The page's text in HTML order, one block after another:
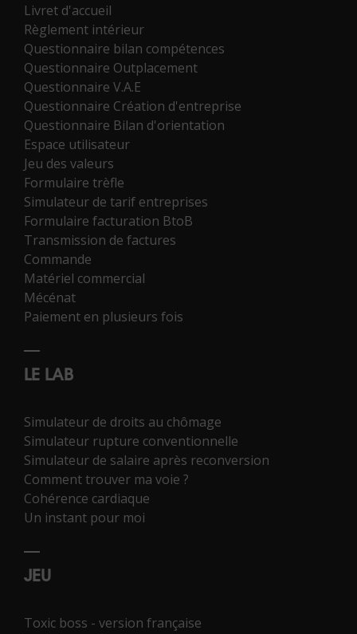
Livret d'accueil
Règlement intérieur
Questionnaire bilan compétences
Questionnaire Outplacement
Questionnaire V.A.E
Questionnaire Création d'entreprise
Questionnaire Bilan d'orientation
Espace utilisateur
Jeu des valeurs
Formulaire trèfle
Simulateur de tarif entreprises
Formulaire facturation BtoB
Transmission de factures
Commande
Matériel commercial
Mécénat
Paiement en plusieurs fois
LE LAB
Simulateur de droits au chômage
Simulateur rupture conventionnelle
Simulateur de salaire après reconversion
Comment trouver ma voie ?
Cohérence cardiaque
Un instant pour moi
JEU
Toxic boss - version française